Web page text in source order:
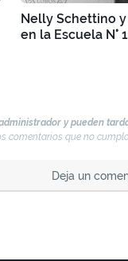
Nelly Schettino y
en la Escuela N°
y pueden
comentarios que no
Deja un